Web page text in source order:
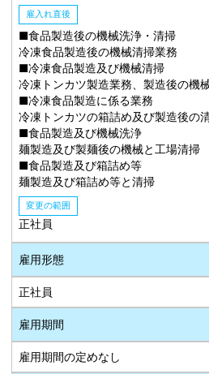
雇入れ直後
■食品製造後の機械洗浄・清掃
冷凍食品製造後の機械清掃業務
■冷凍食品製造及び機械清掃
冷凍トンカツ製造業務、製造後の機
■冷凍食品製造に係る業務
冷凍トンカツの箱詰め及び製造後の
■食品製造及び機械洗浄
麺製造及び製麺後の機械と工場清掃
■食品製造及び箱詰め等
麺製造及び箱詰め等と清掃
変更の範囲
正社員
雇用形態
正社員
雇用期間
雇用期間の定めなし